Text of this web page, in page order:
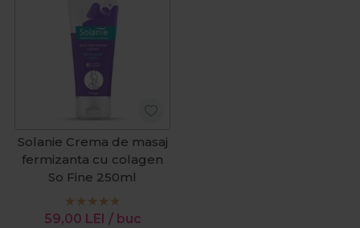
Solanie Crema de masaj
fermizanta cu colagen
So Fine 250ml
59,00 LEI / buc